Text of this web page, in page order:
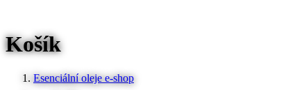
Košík
Esenciální oleje e-shop